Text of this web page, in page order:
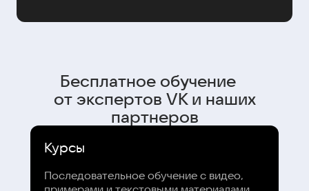
Бесплатное обучение
от экспертов VK и наших
партнеров
Курсы
Последовательное обучение с видео,